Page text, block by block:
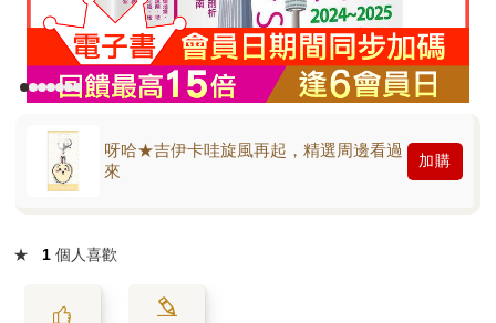
呀哈★吉伊卡哇旋風再起，精選周邊看過
來
加購
★ 1 個人喜歡